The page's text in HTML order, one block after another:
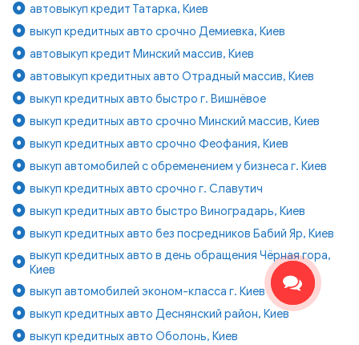
автовыкуп кредит Татарка, Киев
выкуп кредитных авто срочно Демиевка, Киев
автовыкуп кредит Минский массив, Киев
автовыкуп кредитных авто Отрадный массив, Киев
выкуп кредитных авто быстро г. Вишнёвое
выкуп кредитных авто срочно Минский массив, Киев
выкуп кредитных авто срочно Феофания, Киев
выкуп автомобилей с обременением у бизнеса г. Киев
выкуп кредитных авто срочно г. Славутич
выкуп кредитных авто быстро Виноградарь, Киев
выкуп кредитных авто без посредников Бабий Яр, Киев
выкуп кредитных авто в день обращения Чёрная гора,
Киев
выкуп автомобилей эконом-класса г. Киев
выкуп кредитных авто Деснянский район, Киев
выкуп кредитных авто Оболонь, Киев